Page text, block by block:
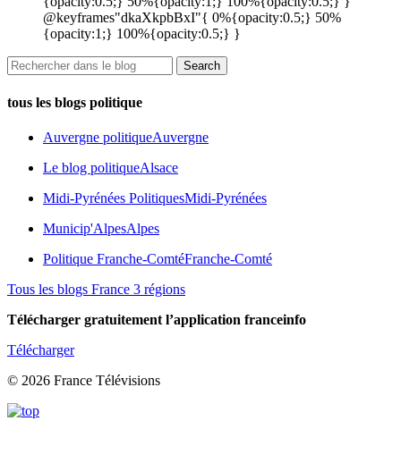
@keyframes"dkaXkpbBxI"{ 0%{opacity:0.5;} 50%
{opacity:1;} 100%{opacity:0.5;} }
tous les blogs politique
Auvergne politiqueAuvergne
Le blog politiqueAlsace
Midi-Pyrénées PolitiquesMidi-Pyrénées
Municip'AlpesAlpes
Politique Franche-ComtéFranche-Comté
Tous les blogs France 3 régions
Télécharger gratuitement l’application franceinfo
Télécharger
© 2026 France Télévisions